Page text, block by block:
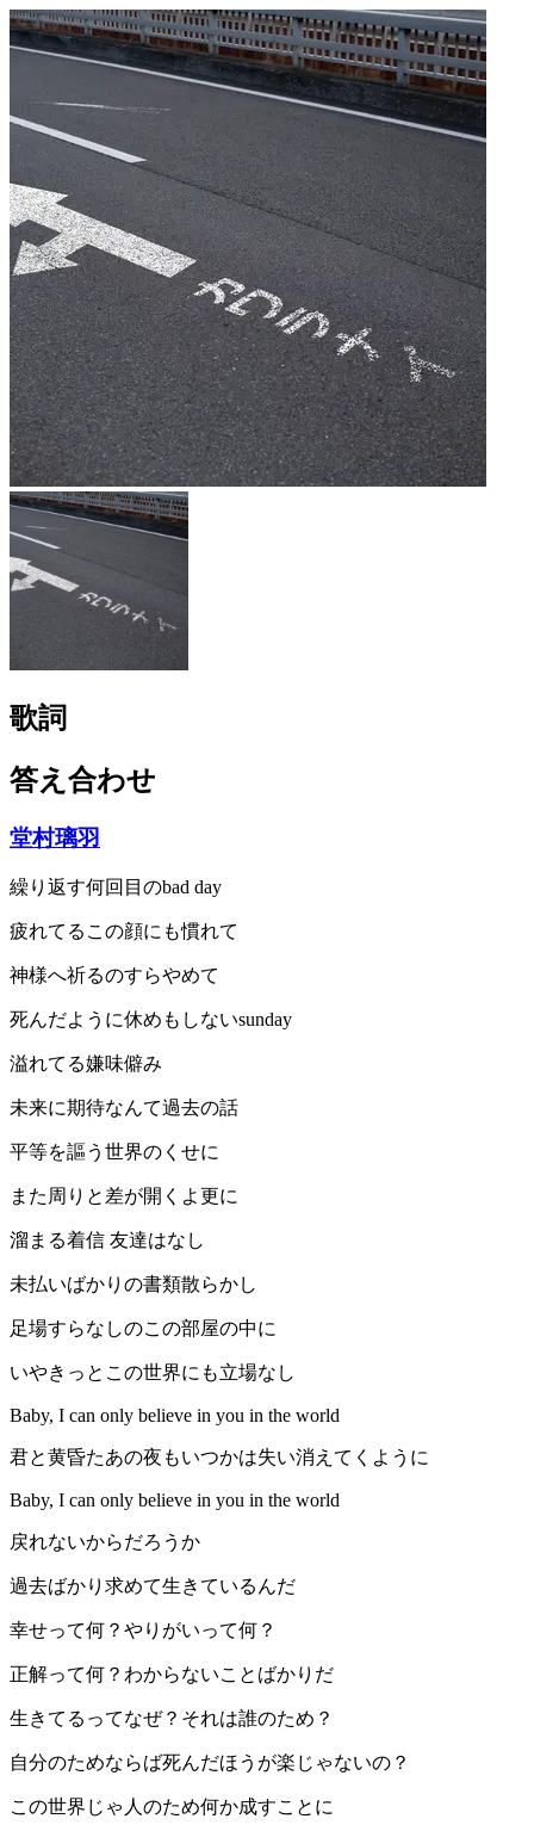
歌詞
答え合わせ
堂村璃羽
繰り返す何回目のbad day
疲れてるこの顔にも慣れて
神様へ祈るのすらやめて
死んだように休めもしないsunday
溢れてる嫌味僻み
未来に期待なんて過去の話
平等を謳う世界のくせに
また周りと差が開くよ更に
溜まる着信 友達はなし
未払いばかりの書類散らかし
足場すらなしのこの部屋の中に
いやきっとこの世界にも立場なし
Baby, I can only believe in you in the world
君と黄昏たあの夜もいつかは失い消えてくように
Baby, I can only believe in you in the world
戻れないからだろうか
過去ばかり求めて生きているんだ
幸せって何？やりがいって何？
正解って何？わからないことばかりだ
生きてるってなぜ？それは誰のため？
自分のためならば死んだほうが楽じゃないの？
この世界じゃ人のため何か成すことに